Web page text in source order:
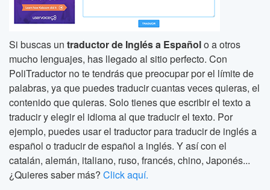
Si buscas un traductor de Inglés a Españolo a otros
mucho lenguajes, has llegado al sitio perfecto. Con
PoliTraductor no te tendrás que preocupar por el límite de
palabras, ya que puedes traducir cuantas veces quieras, el
contenido que quieras. Solo tienes que escribir el texto a
traducir y elegir el idioma al que traducir el texto. Por
ejemplo, puedes usar el traductor para traducir de inglés a
español o traducir de español a inglés. Y así con el
catalán, alemán, italiano, ruso, francés, chino, Japonés...
¿Quieres saber más? Click aquí.